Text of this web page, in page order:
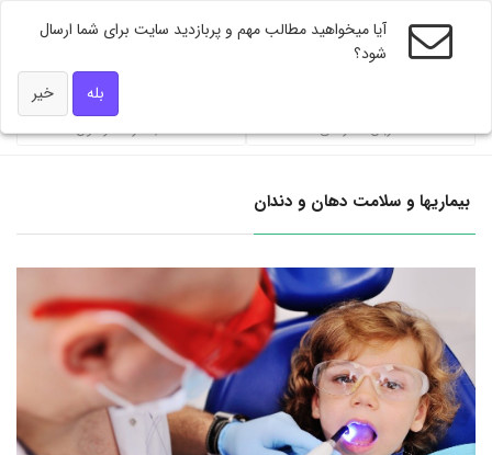
ضربان تندرستی
محاسبه گر فشار خون
بيماريها و سلامت دهان و دندان
آیا میخواهید مطالب مهم و پربازدید سایت برای شما ارسال
شود؟
بله
خیر